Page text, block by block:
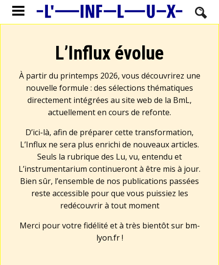
L’Influx évolue
À partir du printemps 2026, vous découvrirez une
nouvelle formule : des sélections thématiques
directement intégrées au site web de la BmL,
actuellement en cours de refonte.
D’ici-là, afin de préparer cette transformation,
L’Influx ne sera plus enrichi de nouveaux articles.
Seuls la rubrique des Lu, vu, entendu et
L’instrumentarium continueront à être mis à jour.
Bien sûr, l’ensemble de nos publications passées
reste accessible pour que vous puissiez les
redécouvrir à tout moment
Merci pour votre fidélité et à très bientôt sur bm-
lyon.fr!